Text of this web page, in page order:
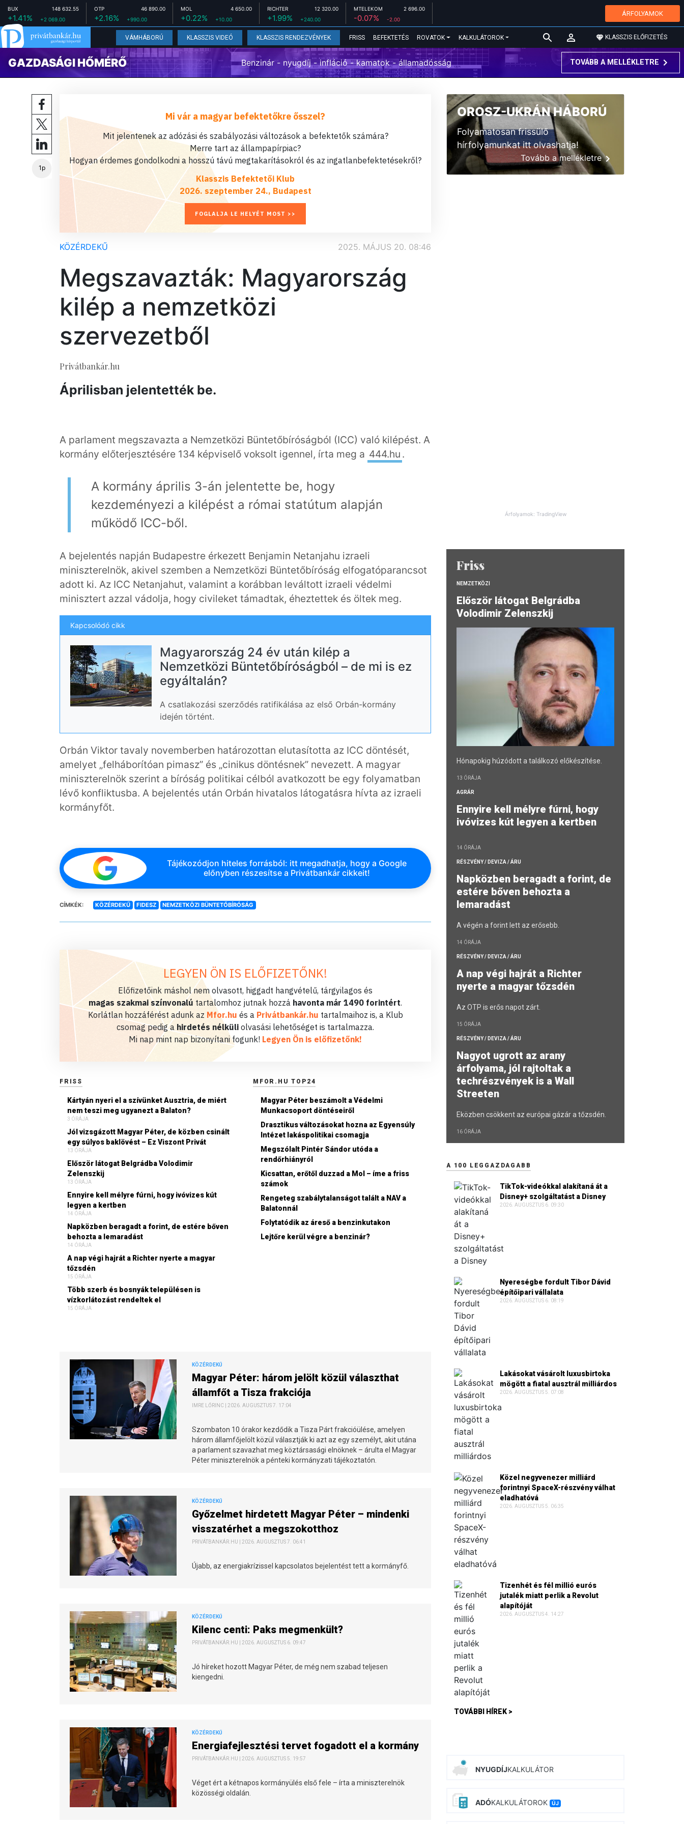
BUX 148 632.55
+1.41% +2 069.00
OTP 46 890.00
+2.16% +990.00
MOL 4 650.00
+0.22% +10.00
RICHTER 12 320.00
+1.99% +240.00
MTELEKOM 2 696.00
-0.07% -2.00
ÁRFOLYAMOK
VÁMHÁBORÚ KLASSZIS VIDEÓ KLASSZIS RENDEZVÉNYEK FRISS BEFEKTETÉS ROVATOK KALKULÁTOROK KLASSZIS ELŐFIZETÉS
GAZDASÁGI HŐMÉRŐ Benzinár - nyugdíj - infláció - kamatok - államadósság TOVÁBB A MELLÉKLETRE
1p
Mi vár a magyar befektetőkre ősszel?
Mit jelentenek az adózási és szabályozási változások a befektetők számára?
Merre tart az állampapírpiac?
Hogyan érdemes gondolkodni a hosszú távú megtakarításokról és az ingatlanbefektetésekről?
Klasszis Befektetői Klub
2026. szeptember 24., Budapest
FOGLALJA LE HELYÉT MOST >>
KÖZÉRDEKŰ 2025. MÁJUS 20. 08:46
Megszavazták: Magyarország
kilép a nemzetközi
szervezetből
Privátbankár.hu
Áprilisban jelentették be.
A parlament megszavazta a Nemzetközi Büntetőbíróságból (ICC) való kilépést. A
kormány előterjesztésére 134 képviselő voksolt igennel, írta meg a 444.hu .
A kormány április 3-án jelentette be, hogy
kezdeményezi a kilépést a római statútum alapján
működő ICC-ből.
A bejelentés napján Budapestre érkezett Benjamin Netanjahu izraeli
miniszterelnök, akivel szemben a Nemzetközi Büntetőbíróság elfogatóparancsot
adott ki. Az ICC Netanjahut, valamint a korábban leváltott izraeli védelmi
minisztert azzal vádolja, hogy civileket támadtak, éheztettek és öltek meg.
Kapcsolódó cikk
Magyarország 24 év után kilép a
Nemzetközi Büntetőbíróságból – de mi is ez
egyáltalán?
A csatlakozási szerződés ratifikálása az első Orbán-kormány
idején történt.
Orbán Viktor tavaly novemberben határozottan elutasította az ICC döntését,
amelyet „felháborítóan pimasz” és „cinikus döntésnek” nevezett. A magyar
miniszterelnök szerint a bíróság politikai célból avatkozott be egy folyamatban
lévő konfliktusba. A bejelentés után Orbán hivatalos látogatásra hívta az izraeli
kormányfőt.
Tájékozódjon hiteles forrásból: itt megadhatja, hogy a Google
előnyben részesítse a Privátbankár cikkeit!
CÍMKÉK: KÖZÉRDEKŰ FIDESZ NEMZETKÖZI BÜNTETŐBÍRÓSÁG
LEGYEN ÖN IS ELŐFIZETŐNK!
Előfizetőink máshol nem olvasott, higgadt hangvételű, tárgyilagos és
magas szakmai színvonalú tartalomhoz jutnak hozzá havonta már 1490 forintért.
Korlátlan hozzáférést adunk az Mfor.hu és a Privátbankár.hu tartalmaihoz is, a Klub
csomag pedig a hirdetés nélküli olvasási lehetőséget is tartalmazza.
Mi nap mint nap bizonyítani fogunk! Legyen Ön is előfizetőnk!
FRISS
Kártyán nyeri el a szívünket Ausztria, de miért
nem teszi meg ugyanezt a Balaton?
3 ÓRÁJA
Jól vizsgázott Magyar Péter, de közben csinált
egy súlyos baklövést – Ez Viszont Privát
13 ÓRÁJA
Először látogat Belgrádba Volodimir
Zelenszkij
13 ÓRÁJA
Ennyire kell mélyre fúrni, hogy ivóvizes kút
legyen a kertben
14 ÓRÁJA
Napközben beragadt a forint, de estére bőven
behozta a lemaradást
14 ÓRÁJA
A nap végi hajrát a Richter nyerte a magyar
tőzsdén
15 ÓRÁJA
Több szerb és bosnyák településen is
vízkorlátozást rendeltek el
15 ÓRÁJA
MFOR.HU TOP24
Magyar Péter beszámolt a Védelmi
Munkacsoport döntéseiről
Drasztikus változásokat hozna az Egyensúly
Intézet lakáspolitikai csomagja
Megszólalt Pintér Sándor utóda a
rendőrhiányról
Kicsattan, erőtől duzzad a Mol – íme a friss
számok
Rengeteg szabálytalanságot talált a NAV a
Balatonnál
Folytatódik az áreső a benzinkutakon
Lejtőre kerül végre a benzinár?
KÖZÉRDEKŰ
Magyar Péter: három jelölt közül választhat
államfőt a Tisza frakciója
IMRE LŐRINC | 2026. AUGUSZTUS 7. 17:04
Szombaton 10 órakor kezdődik a Tisza Párt frakcióülése, amelyen
három államfőjelölt közül választják ki azt az egy személyt, akit utána
a parlament szavazhat meg köztársasági elnöknek – árulta el Magyar
Péter miniszterelnök a pénteki kormányzati tájékoztatón.
KÖZÉRDEKŰ
Győzelmet hirdetett Magyar Péter – mindenki
visszatérhet a megszokotthoz
PRIVÁTBANKÁR.HU | 2026. AUGUSZTUS 7. 06:41
Újabb, az energiakrízissel kapcsolatos bejelentést tett a kormányfő.
KÖZÉRDEKŰ
Kilenc centi: Paks megmenkült?
PRIVÁTBANKÁR.HU | 2026. AUGUSZTUS 6. 09:47
Jó híreket hozott Magyar Péter, de még nem szabad teljesen
kiengedni.
KÖZÉRDEKŰ
Energiafejlesztési tervet fogadott el a kormány
PRIVÁTBANKÁR.HU | 2026. AUGUSZTUS 5. 19:57
Véget ért a kétnapos kormányülés első fele – írta a miniszterelnök
közösségi oldalán.
OROSZ-UKRÁN HÁBORÚ
Folyamatosan frissülő
hírfolyamunkat itt olvashatja!
Tovább a mellékletre
Árfolyamok: TradingView
Friss
NEMZETKÖZI
Először látogat Belgrádba
Volodimir Zelenszkij
Hónapokig húzódott a találkozó előkészítése.
13 ÓRÁJA
AGRÁR
Ennyire kell mélyre fúrni, hogy
ivóvizes kút legyen a kertben
14 ÓRÁJA
RÉSZVÉNY / DEVIZA / ÁRU
Napközben beragadt a forint, de
estére bőven behozta a
lemaradást
A végén a forint lett az erősebb.
14 ÓRÁJA
RÉSZVÉNY / DEVIZA / ÁRU
A nap végi hajrát a Richter
nyerte a magyar tőzsdén
Az OTP is erős napot zárt.
15 ÓRÁJA
RÉSZVÉNY / DEVIZA / ÁRU
Nagyot ugrott az arany
árfolyama, jól rajtoltak a
techrészvények is a Wall
Streeten
Eközben csökkent az európai gázár a tőzsdén.
16 ÓRÁJA
A 100 LEGGAZDAGABB
TikTok-videókkal alakítaná át a
Disney+ szolgáltatást a Disney
2026. AUGUSZTUS 6. 09:30
Nyereségbe fordult Tibor Dávid
építőipari vállalata
2026. AUGUSZTUS 6. 08:19
Lakásokat vásárolt luxusbirtoka
mögött a fiatal ausztrál milliárdos
2026. AUGUSZTUS 5. 07:08
Közel negyvenezer milliárd
forintnyi SpaceX-részvény válhat
eladhatóvá
2026. AUGUSZTUS 5. 06:35
Tizenhét és fél millió eurós
jutalék miatt perlik a Revolut
alapítóját
2026. AUGUSZTUS 4. 14:27
TOVÁBBI HÍREK >
NYUGDÍJKALKULÁTOR
ADÓKALKULÁTOROK ÚJ